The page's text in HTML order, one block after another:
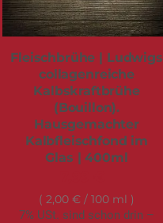
Fleischbrühe | Ludwigs
collagenreiche
Kalbskraftbrühe
(Bouillon).
Hausgemachter
Kalbfleischfond im
Glas | 400ml
2,00 € / 100 ml
7% USt. sind schon drin –